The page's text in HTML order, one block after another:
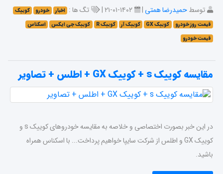
توسطحمیدرضا همتی | ۱۴۰۲-۰۱-۲۱ | تگ ها : اخبار خودرو
کوییک
قیمت روز خودرو
کوییک GX کوییک آر کوییک R کوییک جی ایکس
اسکناس
قیمت خودرو
مقایسه کوییک s + کوییک GX + اطلس + تصاویر
در این خبر بصورت اختصاصی و خلاصه به مقایسه خودروهای کوییک s و
کوییک GX و اطلس از شرکت سایپا خواهیم پرداخت... با اسکناس همراه
باشید.